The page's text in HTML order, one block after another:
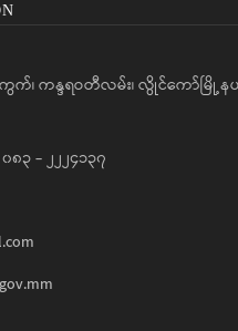
ကွက်၊ ကန္ဒရဝတီလမ်း၊ လွိုင်ကော်မြို့န
၀၈၃ - ၂၂၂၄၁၃၇